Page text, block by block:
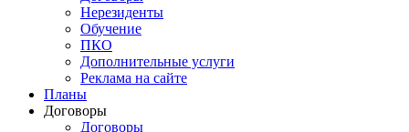
Нерезиденты
Обучение
ПКО
Дополнительные услуги
Реклама на сайте
Планы
Договоры
Договоры